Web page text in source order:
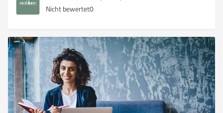
Nicht bewertet0